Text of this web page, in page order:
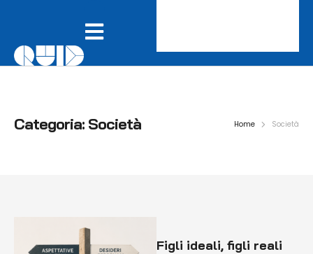
Categoria: Società Home Società
Figli ideali, figli reali